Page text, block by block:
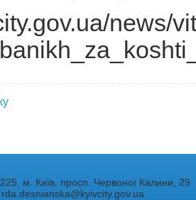
news/
м. Київ, просп. Червоної Калини, 29
rda.desnianska@kyivcity.gov.ua